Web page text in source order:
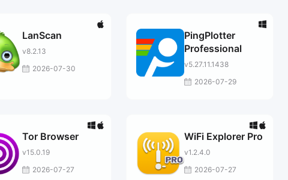
LanScan
v8.2.13
2026-07-30
PingPlotter
Professional
v5.27.11.1438
2026-07-29
Tor Browser
v15.0.19
2026-07-27
WiFi Explorer Pro
v1.2.4.0
2026-07-27